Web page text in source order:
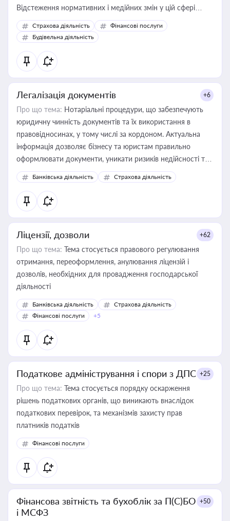
Відстеження нормативних і медійних змін у цій сфері
корисне для власника бізнесу, керівника, юриста або
бухгалтера під час оподаткування, приватизації, оренди
державного майна, корпоративних угод і перевірки
статусу суб'єктів оціночної діяльності
Страхова діяльність
Фінансові послуги
Будівельна діяльність
Легалізація документів +6
Про що тема: Нотаріальні процедури, що забезпечують
юридичну чинність документів та їх використання в
правовідносинах, у тому числі за кордоном. Актуальна
інформація дозволяє бізнесу та юристам правильно
оформлювати документи, уникати ризиків недійсності та
забезпечувати їх належне прийняття органами влади та
контрагентами
Банківська діяльність Страхова діяльність
Ліцензії, дозволи +62
Про що тема: Тема стосується правового регулювання
отримання, переоформлення, анулювання ліцензій і
дозволів, необхідних для провадження господарської
діяльності
Банківська діяльність
Страхова діяльність
Фінансові послуги
+5
Податкове адміністрування і спори з ДПС +25
Про що тема: Тема стосується порядку оскарження
рішень податкових органів, що виникають внаслідок
податкових перевірок, та механізмів захисту прав
платників податків
Фінансові послуги
Фінансова звітність та бухоблік за П(С)БО
і МСФЗ
+50